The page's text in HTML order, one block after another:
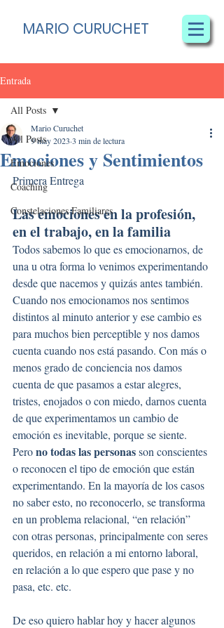
MARIO CURUCHET
Entrada
All Posts
Emociones
Coaching
Constelaciones Familiares
All Posts
Emociones y Sentimientos
Mario Curuchet
9 may 2023 3 min de lectura
Primera Entrega
Las emociones en la profesión,
en el trabajo, en la familia
Todos sabemos lo que es emocionarnos, de
una u otra forma lo venimos experimentando
desde que nacemos y quizás antes también.
Cuando nos emocionamos nos sentimos
distintos al minuto anterior y ese cambio es
para muchos bien perceptible y nos damos
cuenta cuando nos está pasando. Con más o
menos grado de conciencia nos damos
cuenta de que pasamos a estar alegres,
tristes, enojados o con miedo, darnos cuenta
de que experimentamos un cambio de
emoción es inevitable, porque se siente.
Pero no todas las personas son conscientes
o reconocen el tipo de emoción que están
experimentando. En la mayoría de los casos
no saber esto, no reconocerlo, se transforma
en un problema relacional, “en relación”
con otras personas, principalmente con seres
queridos, en relación a mi entorno laboral,
en relación a lo que espero que pase y no
pasa, etc. etc.
De eso quiero hablar hoy y hacer algunos